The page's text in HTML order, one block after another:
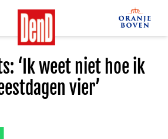
‘Ik weet niet hoe ik
vier’